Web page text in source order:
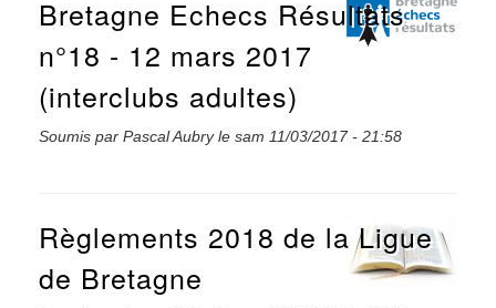
Bretagne Echecs Résultats
n°18 - 12 mars 2017
(interclubs adultes)
Soumis par Pascal Aubryle sam 11/03/2017 - 21:58
Règlements 2018 de la Ligue
de Bretagne